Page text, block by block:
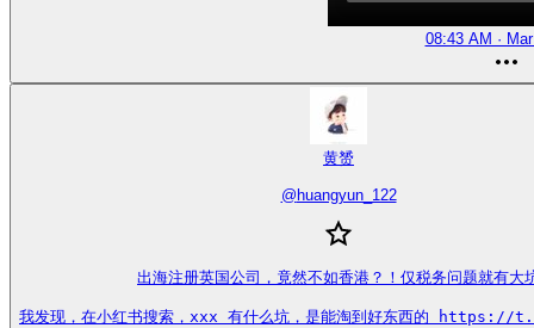
08:43 AM ·
黄赟
@huangyun_122
出海注册英国公司，竟然不如香港？！仅税务问题就有大
我发现，在小红书搜索，xxx 有什么坑，是能淘到好东西的 https://